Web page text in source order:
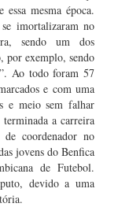
mesma época.
imortalizaram no
sendo um dos
por exemplo, sendo
Ao todo foram 57
e com uma
e meio sem falhar
a carreira
de coordenador no
jovens do Benfica
de Futebol.
devido a uma